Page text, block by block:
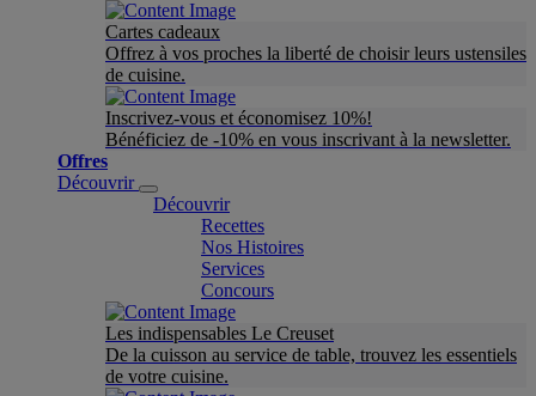
Cartes cadeaux
Offrez à vos proches la liberté de choisir leurs ustensiles
de cuisine.
Inscrivez-vous et économisez 10%!
Bénéficiez de -10% en vous inscrivant à la newsletter.
Offres
Découvrir
Découvrir
Recettes
Nos Histoires
Services
Concours
Les indispensables Le Creuset
De la cuisson au service de table, trouvez les essentiels
de votre cuisine.